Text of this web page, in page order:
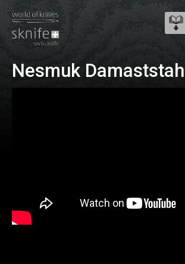
Nesmuk